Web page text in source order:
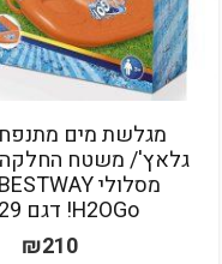
מגלשת מים
גלאץ'/ משטח החלקה
H2OGo! דגם 52329
₪210